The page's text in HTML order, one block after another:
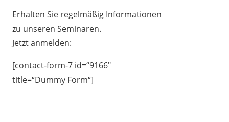
Erhalten Sie regelmäßig Informationen
zu unseren Seminaren.
Jetzt anmelden:
[contact-form-7 id=“9166″
title=“Dummy Form“]